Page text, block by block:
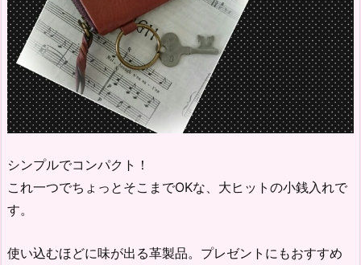
シンプルでコンパクト！
これ一つでちょっとそこまでOKな、大ヒットの小銭入れで
す。
使い込むほどに味が出る革製品。プレゼントにもおすすめ